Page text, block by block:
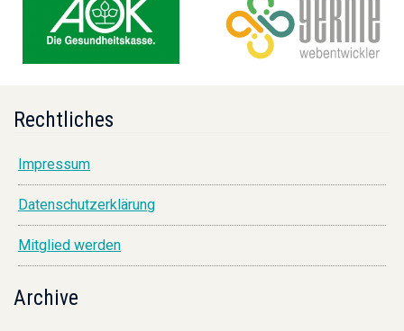
Rechtliches
Impressum
Datenschutzerklärung
Mitglied werden
Archive